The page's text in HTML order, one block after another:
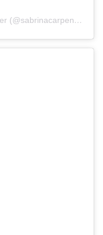
Un post condiviso da Sabrina Carpenter (@sabrinacarpenter)